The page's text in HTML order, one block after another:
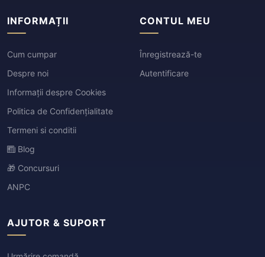
INFORMAȚII
Cum cumpar
Despre noi
Informații despre Cookies
Politica de Confidențialitate
Termeni si conditii
Blog
🎁 Concursuri
ANPC
CONTUL MEU
Înregistrează-te
Autentificare
AJUTOR & SUPORT